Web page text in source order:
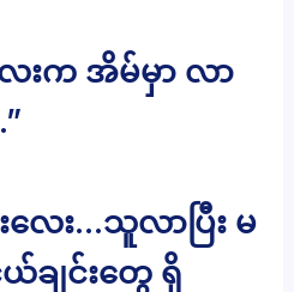
းက အိမ်မှာ လာ
း…သူလာပြီး မ
ချင်းတွေ ရှိ